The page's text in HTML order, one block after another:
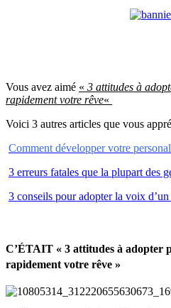
Vous avez aimé « 3 attitudes à
rapidement votre rêve«
Voici 3 autres articles que vous
Comment développer votre
3 erreurs fatales que la plupart des
3 conseils pour adopter la voix d’un
C’ÉTAIT « 3 attitudes à adopter
rapidement votre rêve »